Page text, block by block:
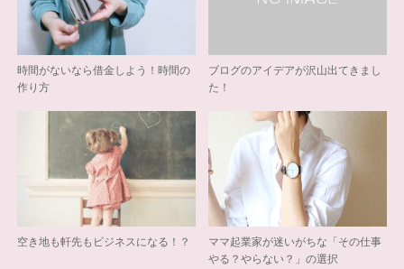
時間がないなら借金しよう！時間の
作り方
ブログのアイデアが沢山出てきまし
た！
空き地も軒先もビジネスになる！？
ママ起業家が迷いがちな「その仕事
やる？やらない？」の選択